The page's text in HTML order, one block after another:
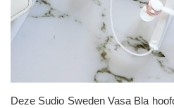
Deze Sudio Sweden Vasa Bla